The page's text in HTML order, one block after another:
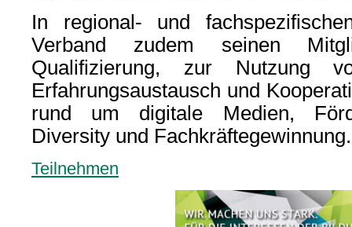
In regional- und
Verband zudem seinen
Qualifizierung, zur Nutzung
Erfahrungsaustausch und
rund um digitale Medien,
Diversity und Fachkräftegewinnung.
Teilnehmen